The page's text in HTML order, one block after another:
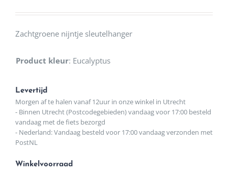
Zachtgroene nijntje sleutelhanger
Product kleur: Eucalyptus
Levertijd
Morgen af te halen vanaf 12uur in onze winkel in Utrecht
- Binnen Utrecht (Postcodegebieden) vandaag voor 17:00 besteld
vandaag met de fiets bezorgd
- Nederland: Vandaag besteld voor 17:00 vandaag verzonden met
PostNL
Winkelvoorraad